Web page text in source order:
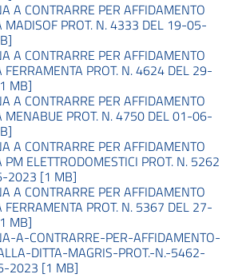
A CONTRARRE PER AFFIDAMENTO
MADISOF PROT. N. 4333 DEL 19-05-
A CONTRARRE PER AFFIDAMENTO
FERRAMENTA PROT. N. 4624 DEL 29-
MB]
A CONTRARRE PER AFFIDAMENTO
MENABUE PROT. N. 4750 DEL 01-06-
A CONTRARRE PER AFFIDAMENTO
PM ELETTRODOMESTICI PROT. N. 5262
2023 [1 MB]
A CONTRARRE PER AFFIDAMENTO
FERRAMENTA PROT. N. 5367 DEL 27-
MB]
A-CONTRARRE-PER-AFFIDAMENTO-
DITTA-MAGRIS-PROT.-N.-5462-
2023 [1 MB]